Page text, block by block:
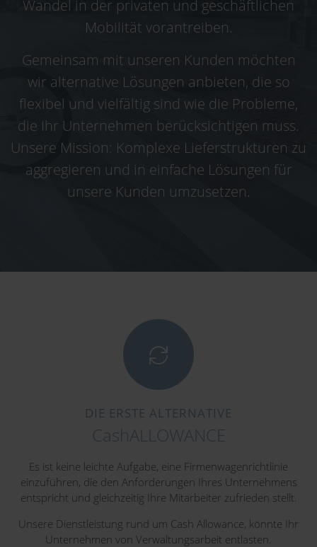
Wandel in der privaten und geschäftlichen
Mobilität vorantreiben.
Gemeinsam mit unseren Kunden möchten
wir alternative Lösungen anbieten, die so
flexibel und vielfältig sind wie die Probleme,
die Ihr Unternehmen berücksichtigen muss.
Unsere Mission: Komplexe Lieferstrukturen zu
aggregieren und in einfache Lösungen für
unsere Kunden umzusetzen.
DIE ERSTE ALTERNATIVE
CashALLOWANCE
Es ist keine leichte Aufgabe, eine Firmenwagenrichtlinie
einzuführen, die den Anforderungen Ihres Unternehmens
entspricht und gleichzeitig Ihre Mitarbeiter zufrieden stellt.
Unsere Dienstleistung rund um Cash Allowance, könnte Ihr
Unternehmen von Verwaltungsarbeit entlasten.